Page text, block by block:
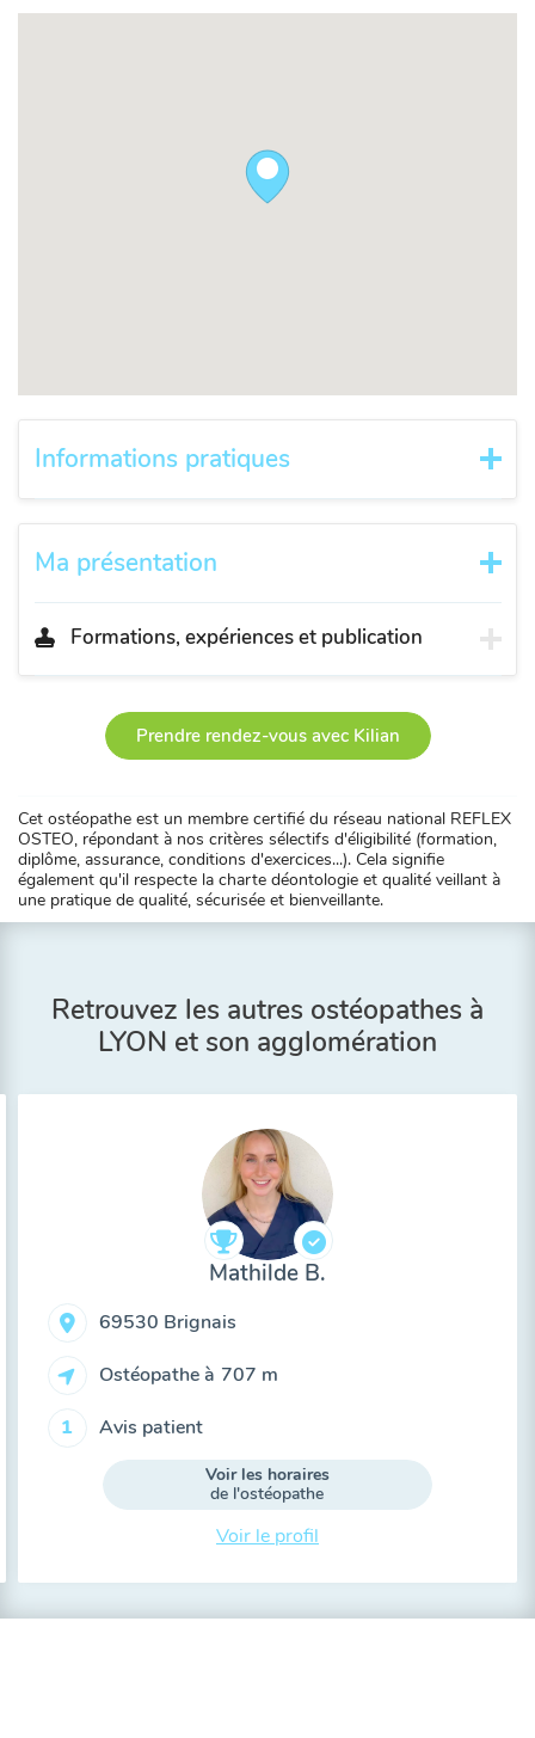
Informations pratiques
Ma présentation
Formations, expériences et publication
Prendre rendez-vous avec Kilian
Cet ostéopathe est un membre certifié du réseau national REFLEX
OSTEO, répondant à nos critères sélectifs d'éligibilité (formation,
diplôme, assurance, conditions d'exercices...). Cela signifie
également qu'il respecte la charte déontologie et qualité veillant à
une pratique de qualité, sécurisée et bienveillante.
Retrouvez les autres ostéopathes à
LYON et son agglomération
Mathilde B.
69530 Brignais
Ostéopathe à 707 m
1 Avis patient
Voir les horaires
de l'ostéopathe
Voir le profil